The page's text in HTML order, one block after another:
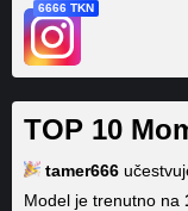
6666 TKN
TOP 10
tamer666
Model je trenutno na